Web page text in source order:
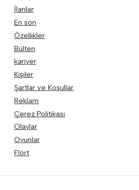
İlanlar
En son
Özellikler
Bülten
kariyer
Kişiler
Şartlar ve Koşullar
Reklam
Çerez Politikası
Olaylar
Oyunlar
Flört